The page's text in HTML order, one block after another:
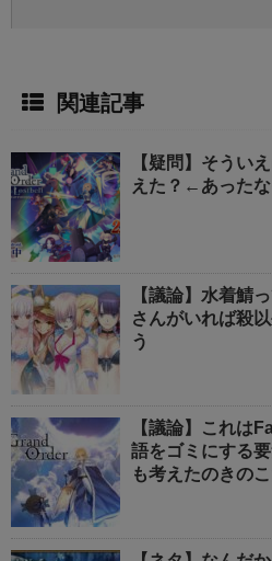
関連記事
【疑問】そうい
えた？←あった
【議論】水着鯖
さんがいれば殺
う
【議論】これは
語をゴミにする
も考えたのきの